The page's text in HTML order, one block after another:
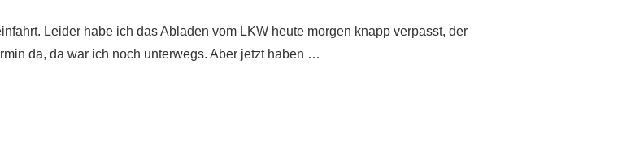
Leider habe ich das Abladen vom LKW heute morgen knapp verpasst, der
da, da war ich noch unterwegs. Aber jetzt haben …